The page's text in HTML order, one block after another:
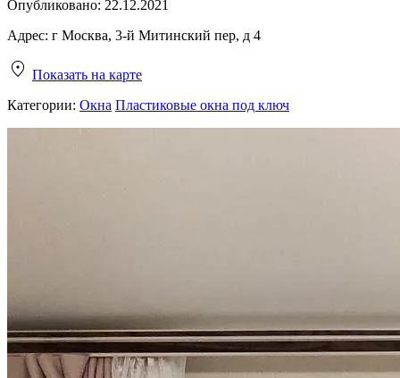
Опубликовано: 22.12.2021
Адрес: г Москва, 3-й Митинский пер, д 4
Показать на карте
Категории: Окна Пластиковые окна под ключ